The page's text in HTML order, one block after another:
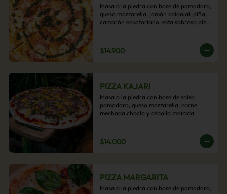
Masa a la piedra con base de pomodoro,
queso mozzarella, jamón colonial, piña,
camarón ecuatoriano, esta sabrosa pizza
$14.900
PIZZA KAJARI
Masa a la piedra con base de salsa
pomodoro, queso mozzarella, carne
mechada choclo y cebolla morada.
$14.000
PIZZA MARGARITA
Masa a la piedra con base de pomodoro,